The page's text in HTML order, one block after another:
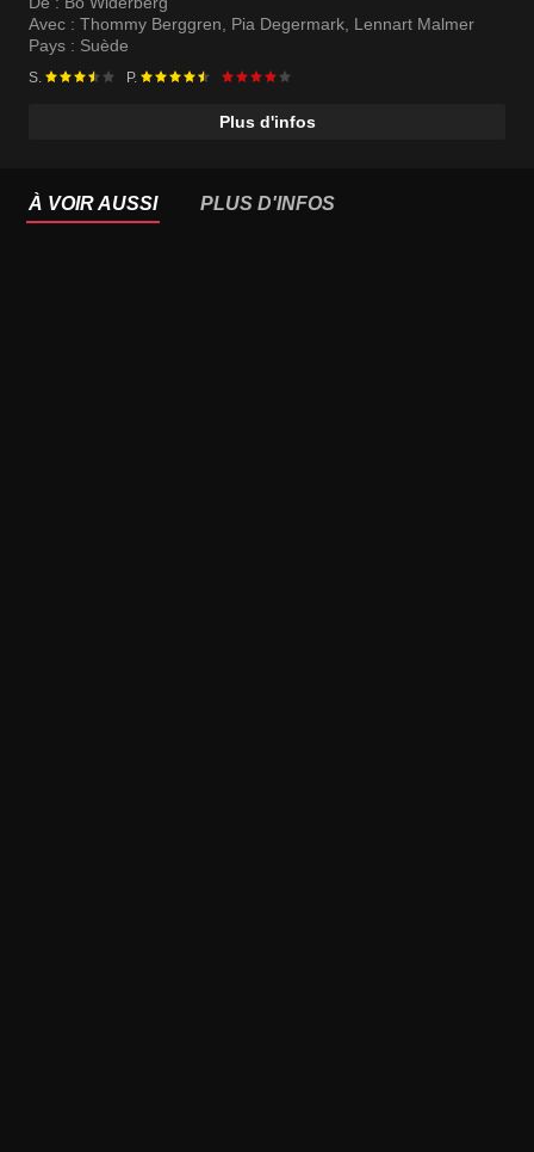
Avec : Thommy Berggren, Pia Degermark, Lennart Malmer
Pays : Suède
S. P.
Plus d'infos
À VOIR AUSSI PLUS D'INFOS